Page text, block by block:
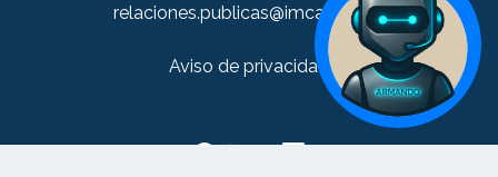
relaciones.publicas@imca.org.mx
Aviso de privacidad